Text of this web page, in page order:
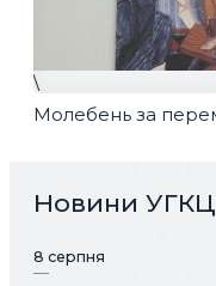
\
Молебень за
Новини УГКЦ
8 серпня